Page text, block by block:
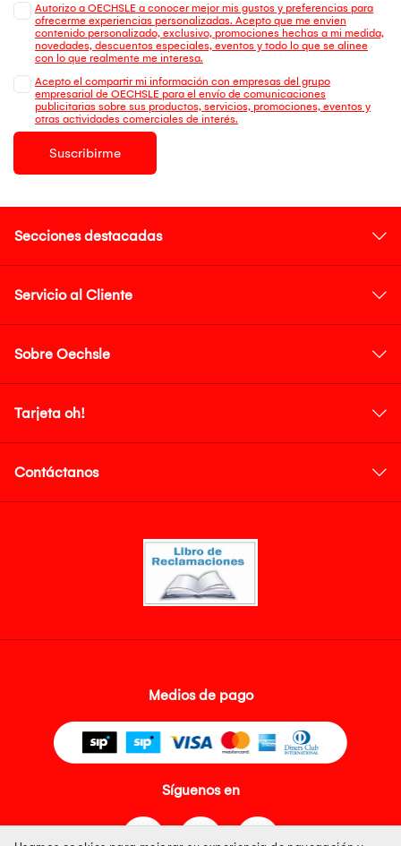
Autorizo a OECHSLE a conocer mejor mis gustos y preferencias para
ofrecerme experiencias personalizadas. Acepto que me envien
contenido personalizado, exclusivo, promociones hechas a mi medida,
novedades, descuentos especiales, eventos y todo lo que se alinee
con lo que realmente me interesa.
Acepto el compartir mi información con empresas del grupo
empresarial de OECHSLE para el envío de comunicaciones
publicitarias sobre sus productos, servicios, promociones, eventos y
otras actividades comerciales de interés.
Suscribirme
Secciones destacadas
Servicio al Cliente
Sobre Oechsle
Tarjeta oh!
Contáctanos
Medios de pago
Síguenos en